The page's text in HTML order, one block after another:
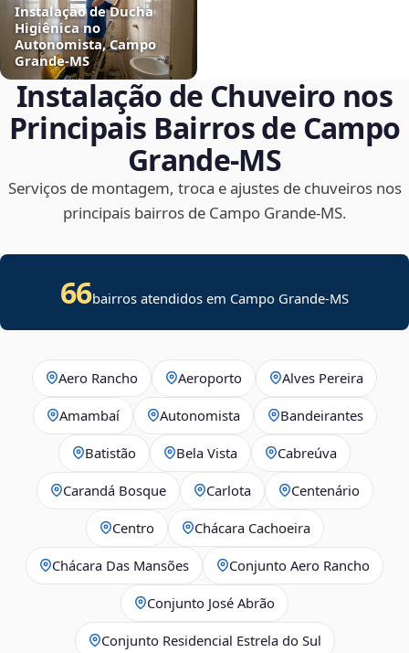
Instalação de Ducha
Higiênica no
Autonomista, Campo
Grande‑MS
Instalação de Chuveiro nos
Principais Bairros de Campo
Grande‑MS
Serviços de montagem, troca e ajustes de chuveiros nos
principais bairros de Campo Grande‑MS.
66bairros atendidos em Campo Grande-MS
Aero Rancho Aeroporto Alves Pereira
Amambaí Autonomista Bandeirantes
Batistão Bela Vista Cabreúva
Carandá Bosque Carlota Centenário
Centro Chácara Cachoeira
Chácara Das Mansões Conjunto Aero Rancho
Conjunto José Abrão
Conjunto Residencial Estrela do Sul